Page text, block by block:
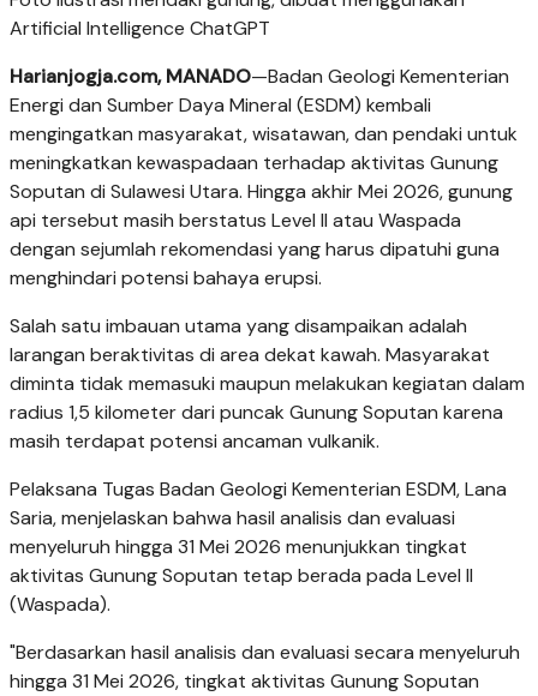
Artificial Intelligence ChatGPT
Harianjogja.com, MANADO—Badan Geologi Kementerian
Energi dan Sumber Daya Mineral (ESDM) kembali
mengingatkan masyarakat, wisatawan, dan pendaki untuk
meningkatkan kewaspadaan terhadap aktivitas Gunung
Soputan di Sulawesi Utara. Hingga akhir Mei 2026, gunung
api tersebut masih berstatus Level II atau Waspada
dengan sejumlah rekomendasi yang harus dipatuhi guna
menghindari potensi bahaya erupsi.
Salah satu imbauan utama yang disampaikan adalah
larangan beraktivitas di area dekat kawah. Masyarakat
diminta tidak memasuki maupun melakukan kegiatan dalam
radius 1,5 kilometer dari puncak Gunung Soputan karena
masih terdapat potensi ancaman vulkanik.
Pelaksana Tugas Badan Geologi Kementerian ESDM, Lana
Saria, menjelaskan bahwa hasil analisis dan evaluasi
menyeluruh hingga 31 Mei 2026 menunjukkan tingkat
aktivitas Gunung Soputan tetap berada pada Level II
(Waspada).
"Berdasarkan hasil analisis dan evaluasi secara menyeluruh
hingga 31 Mei 2026, tingkat aktivitas Gunung Soputan